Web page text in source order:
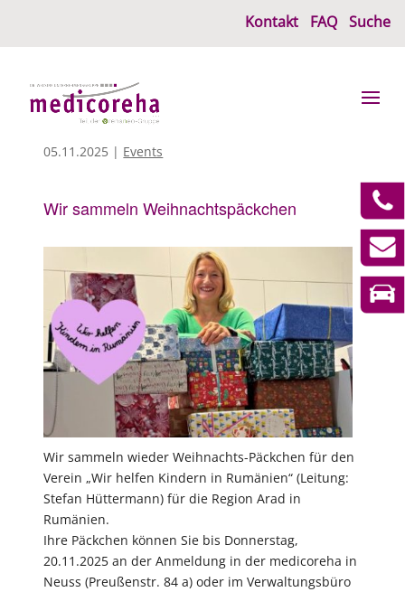
Kontakt FAQ Suche
05.11.2025 | Events
Wir sammeln Weihnachtspäckchen
Wir sammeln wieder Weihnachts-Päckchen für den
Verein „Wir helfen Kindern in Rumänien“ (Leitung:
Stefan Hüttermann) für die Region Arad in
Rumänien.
Ihre Päckchen können Sie bis Donnerstag,
20.11.2025 an der Anmeldung in der medicoreha in
Neuss (Preußenstr. 84 a) oder im Verwaltungsbüro